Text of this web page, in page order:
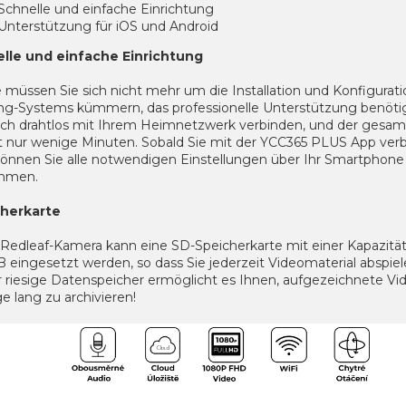
und einfache Einrichtung
für iOS und Android
und einfache Einrichtung
müssen Sie sich nicht mehr um die Installation und
Systems kümmern, das professionelle Unterstützung
drahtlos mit Ihrem Heimnetzwerk verbinden, und der
nur wenige Minuten. Sobald Sie mit der YCC365 PLUS App
Sie alle notwendigen Einstellungen über Ihr Smartphone
Kamera kann eine SD-Speicherkarte mit einer
eingesetzt werden, so dass Sie jederzeit Videomaterial
riesige Datenspeicher ermöglicht es Ihnen, aufgezeichnete
lang zu archivieren!